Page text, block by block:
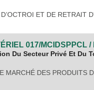
ET DE RETRAIT
017/MCIDSPPCL /
Du Secteur Privé Et Du
MARCHÉ DES PRODUITS